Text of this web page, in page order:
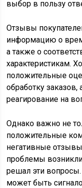
выбор в пользу
Отзывы
информацию о
а также о
характеристикам.
положительные
обработку заказов,
реагирование на
Однако важно не
положительные
негативные
проблемы
решал эти
может быть